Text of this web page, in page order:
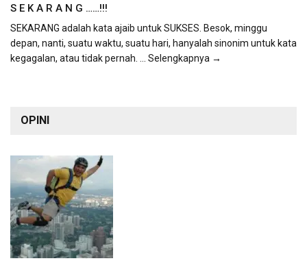
S E K A R A N G ……!!!
SEKARANG adalah kata ajaib untuk SUKSES. Besok, minggu
depan, nanti, suatu waktu, suatu hari, hanyalah sinonim untuk kata
kegagalan, atau tidak pernah. ... Selengkapnya →
OPINI